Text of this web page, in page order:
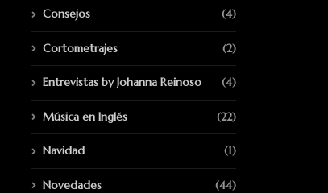
Consejos (4)
Cortometrajes (2)
Entrevistas by Johanna Reinoso (4)
Música en Inglés (22)
Navidad (1)
Novedades (44)